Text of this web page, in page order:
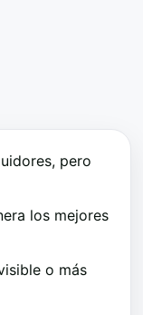
pero
los mejores
o más